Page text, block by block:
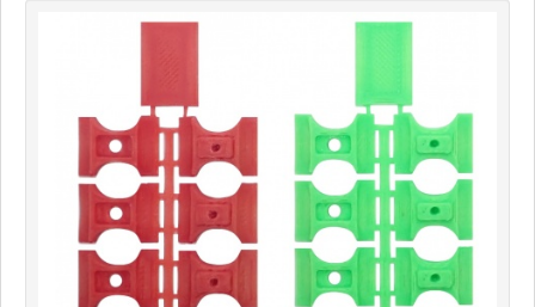
Kontaktformular
News
Produkte
Produkte
Neuheiten
Katalogcenter